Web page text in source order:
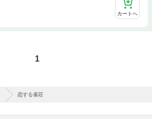
カートへ
1
恋する雀荘